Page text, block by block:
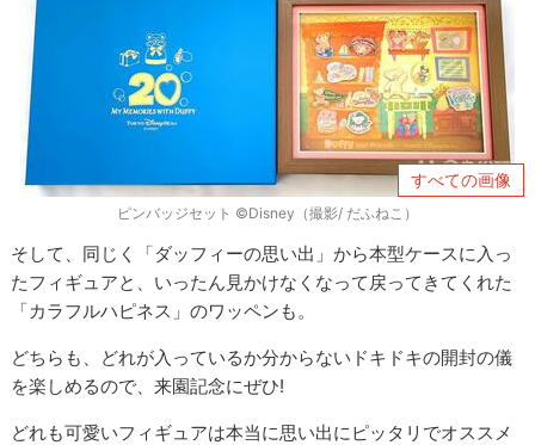
すべての画像
ピンバッジセット ©Disney（撮影/ だふねこ）
そして、同じく「ダッフィーの思い出」から本型ケースに入っ
たフィギュアと、いったん見かけなくなって戻ってきてくれた
「カラフルハピネス」のワッペンも。
どちらも、どれが入っているか分からないドキドキの開封の儀
を楽しめるので、来園記念にぜひ!
どれも可愛いフィギュアは本当に思い出にピッタリでオススメ